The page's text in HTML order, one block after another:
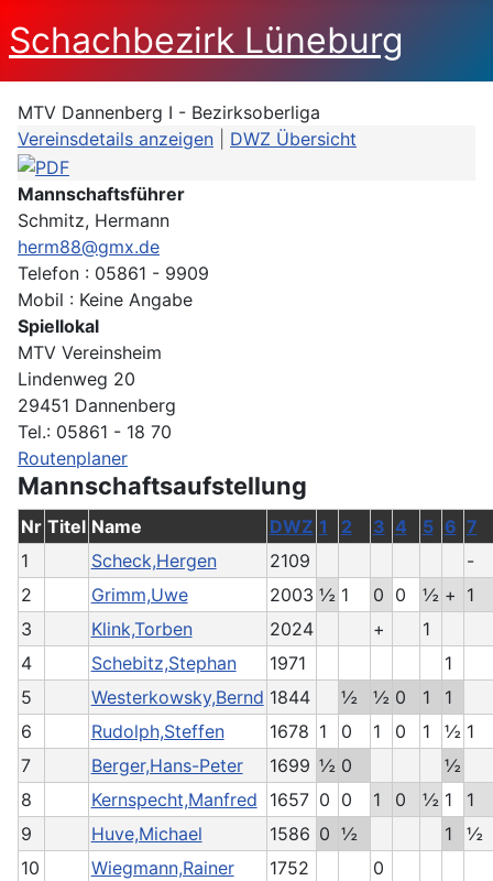
Schachbezirk Lüneburg
MTV Dannenberg I - Bezirksoberliga
Vereinsdetails anzeigen
DWZ Übersicht
Mannschaftsführer
Schmitz, Hermann
herm88@gmx.de
Telefon : 05861 - 9909
Mobil : Keine Angabe
Spiellokal
MTV Vereinsheim
Lindenweg 20
29451 Dannenberg
Tel.: 05861 - 18 70
Routenplaner
Mannschaftsaufstellung
Nr Titel Name DWZ 1 2 3 4 5 6 7
1
Scheck,Hergen 2109
-
2
Grimm,Uwe 2003 ½ 1 0 0 ½ + 1
3
Klink,Torben 2024 +
1
4
Schebitz,Stephan 1971
1
5
Westerkowsky,Bernd 1844 ½ ½ 0 1
1
6
Rudolph,Steffen 1678 1 0 1 0 1 ½ 1
7
Berger,Hans-Peter 1699 ½ 0
½
8
Kernspecht,Manfred 1657 0 0 1 0 ½ 1
1
9
Huve,Michael 1586 0 ½ 1
½
10
Wiegmann,Rainer 1752
0